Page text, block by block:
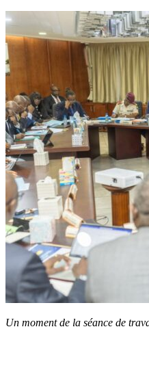
Un moment de la séance de